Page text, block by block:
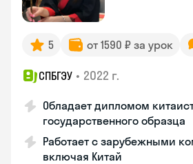
5 от 1590 ₽ за урок
СПБГЭУ • 2022 г.
Обладает дипломом
государственного образца
Работает с зарубежными
включая Китай